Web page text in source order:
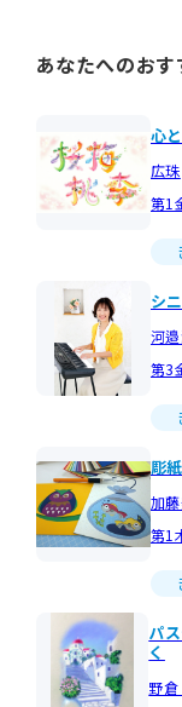
あなたへのお
心
広珠
第1
シ
河
第3
彫
加
第1
パ
く
野